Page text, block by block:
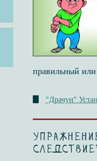
правильный
"Драчун"